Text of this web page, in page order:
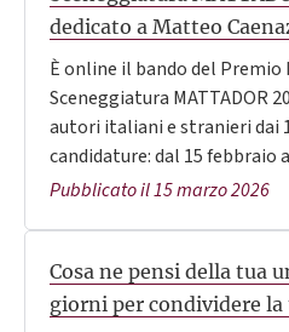
dedicato a Matteo
È online il bando del
Sceneggiatura MATTADOR
autori italiani e stranieri dai
candidature: dal 15 febbraio
Pubblicato il 15 marzo 2026
Cosa ne pensi della tua
giorni per condividere